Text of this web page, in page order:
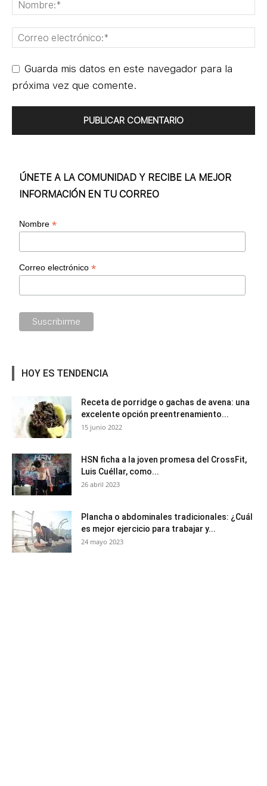
Guarda mis datos en este navegador para la
próxima vez que comente.
ÚNETE A LA COMUNIDAD Y RECIBE LA MEJOR
INFORMACIÓN EN TU CORREO
Nombre*
Correo electrónico*
HOY ES TENDENCIA
Receta de porridge o gachas de avena: una
excelente opción preentrenamiento...
15 junio 2022
HSN ficha a la joven promesa del CrossFit,
Luis Cuéllar, como...
26 abril 2023
Plancha o abdominales tradicionales: ¿Cuál
es mejor ejercicio para trabajar y...
24 mayo 2023